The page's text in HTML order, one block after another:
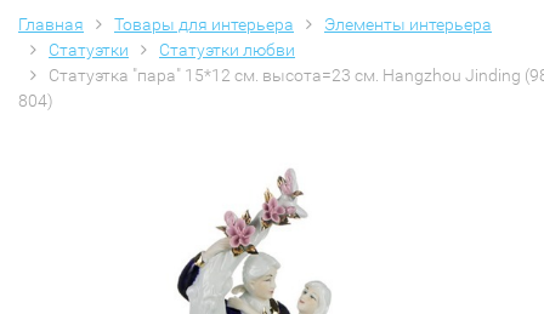
Главная Товары для интерьера
Элементы интерьера
Статуэтки
Статуэтки любви
Статуэтка "пара" 15*12 см. высота=23 см. Hangzhou Jinding
804)